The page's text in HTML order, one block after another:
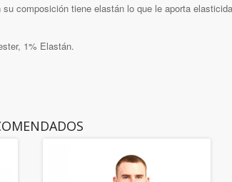
composición tiene elastán lo que le aporta
1% Elastán.